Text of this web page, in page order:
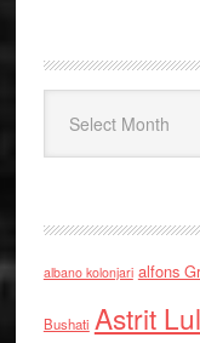
albano kolonjari alfons
Bushati Astrit